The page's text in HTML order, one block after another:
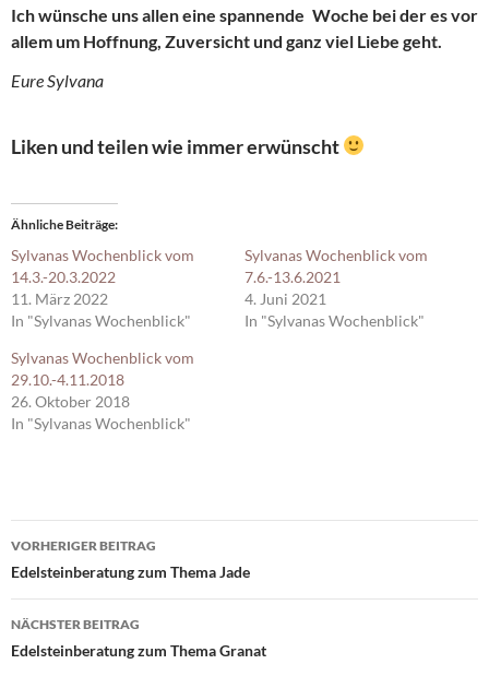
Ich wünsche uns allen eine spannende Woche bei der es vor
allem um Hoffnung, Zuversicht und ganz viel Liebe geht.
Eure Sylvana
Liken und teilen wie immer erwünscht
Ähnliche Beiträge
Sylvanas Wochenblick vom
14.3.-20.3.2022
11. März 2022
In "Sylvanas Wochenblick"
Sylvanas Wochenblick vom
7.6.-13.6.2021
4. Juni 2021
In "Sylvanas Wochenblick"
Sylvanas Wochenblick vom
29.10.-4.11.2018
26. Oktober 2018
In "Sylvanas Wochenblick"
Beitragsnavigation
VORHERIGER BEITRAG
Edelsteinberatung zum Thema Jade
NÄCHSTER BEITRAG
Edelsteinberatung zum Thema Granat